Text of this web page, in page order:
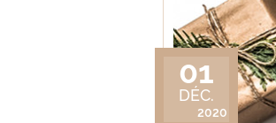
01
DÉC.
2020